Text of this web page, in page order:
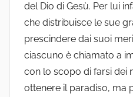
del Dio di Gesù. Per lui
che distribuisce le sue
prescindere dai suoi
ciascuno è chiamato a
con lo scopo di farsi dei
ottenere il paradiso, ma